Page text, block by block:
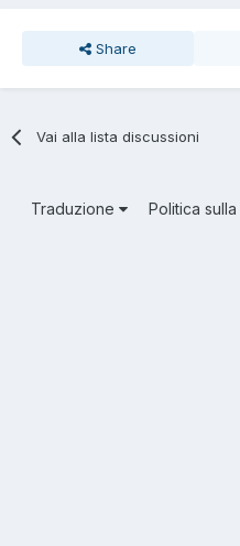
Share
Vai alla lista discussioni
Traduzione Politica